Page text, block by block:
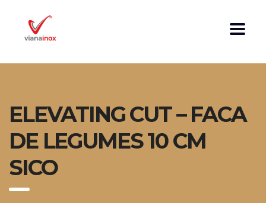
ELEVATING CUT – FACA
DE LEGUMES 10 CM
SICO